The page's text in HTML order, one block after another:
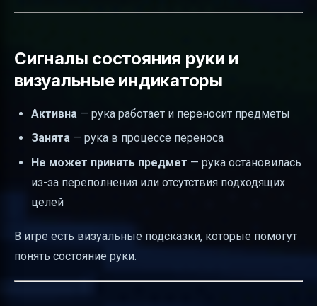
Сигналы состояния руки и
визуальные индикаторы
Активна — рука работает и переносит предметы
Занята — рука в процессе переноса
Не может принять предмет — рука остановилась
из-за переполнения или отсутствия подходящих
целей
В игре есть визуальные подсказки, которые помогут
понять состояние руки.